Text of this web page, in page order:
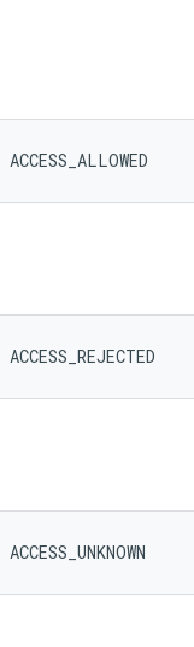
ACCESS_ALLOWED
ACCESS_REJECTED
ACCESS_UNKNOWN